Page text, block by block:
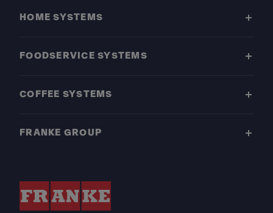
HOME SYSTEMS
FOODSERVICE SYSTEMS
COFFEE SYSTEMS
FRANKE GROUP